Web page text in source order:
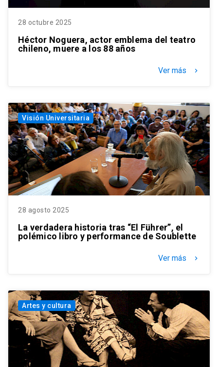
28 octubre 2025
Héctor Noguera, actor emblema del teatro
chileno, muere a los 88 años
Ver más keyboard_arrow_right
Visión Universitaria
28 agosto 2025
La verdadera historia tras “El Führer”, el
polémico libro y performance de Soublette
Ver más keyboard_arrow_right
Artes y cultura